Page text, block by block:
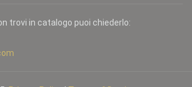
trovi in catalogo puoi chiederlo: